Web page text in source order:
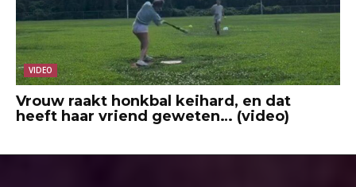
VIDEO
Vrouw raakt honkbal keihard, en dat
heeft haar vriend geweten… (video)